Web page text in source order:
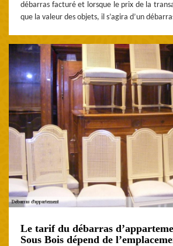
débarras facturé et lorsque le prix de la
que la valeur des objets, il s’agira d’un
Le tarif du débarras
Sous Bois dépend de